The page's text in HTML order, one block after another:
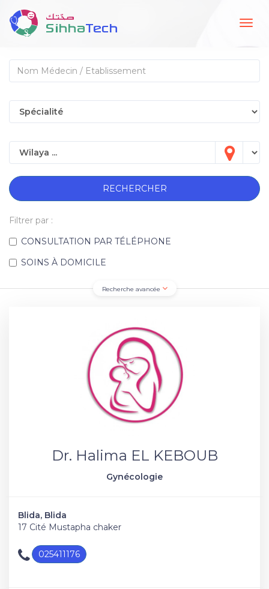
RECHERCHER
Filtrer par :
CONSULTATION PAR TÉLÉPHONE
SOINS À DOMICILE
Recherche avancée
Dr. Halima EL KEBOUB
Gynécologie
Blida, Blida
17 Cité Mustapha chaker
025411176